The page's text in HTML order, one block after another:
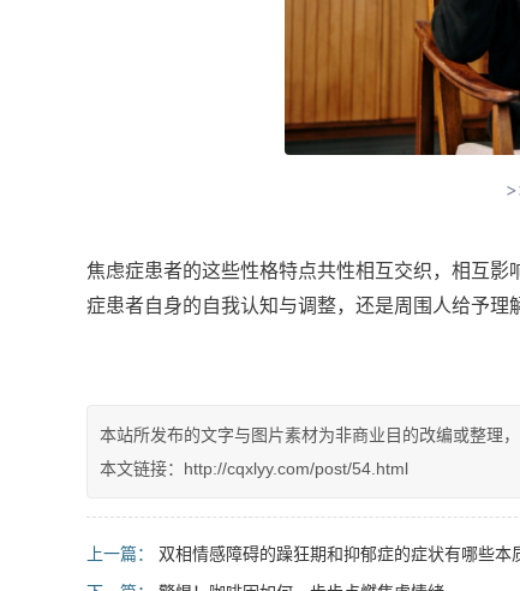
焦虑症患者的这些性格特点共性相互交织，相互
症患者自身的自我认知与调整，还是周围人给予理
本站所发布的文字与图片素材为非商业目的改编或整理
本文链接：http://cqxlyy.com/post/54.html
上一篇：
双相情感障碍的躁狂期和抑郁症的症状有哪些本